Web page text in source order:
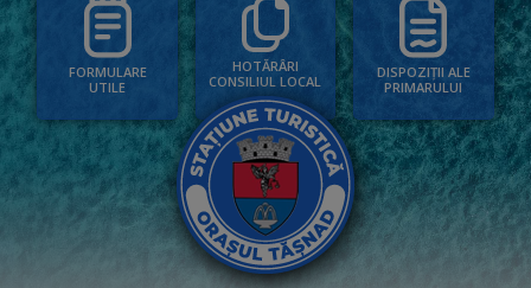
FORMULARE
UTILE
HOTĂRÂRI
CONSILIUL LOCAL
DISPOZIȚII ALE
PRIMARULUI